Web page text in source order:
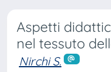
Aspetti
nel tessuto
Nirchi S.